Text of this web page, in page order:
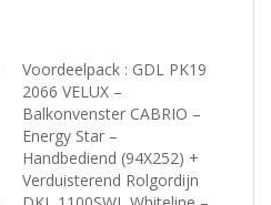
Voordeelpack : GDL PK19
2066 VELUX –
Balkonvenster CABRIO –
Energy Star –
Handbediend (94X252) +
Verduisterend Rolgordijn